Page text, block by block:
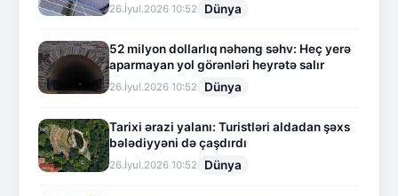
26.İyul.2026 10:52 Dünya
52 milyon dollarlıq nəhəng səhv: Heç yerə
aparmayan yol görənləri heyrətə salır
26.İyul.2026 10:52 Dünya
Tarixi ərazi yalanı: Turistləri aldadan şəxs
bələdiyyəni də çaşdırdı
26.İyul.2026 10:52 Dünya